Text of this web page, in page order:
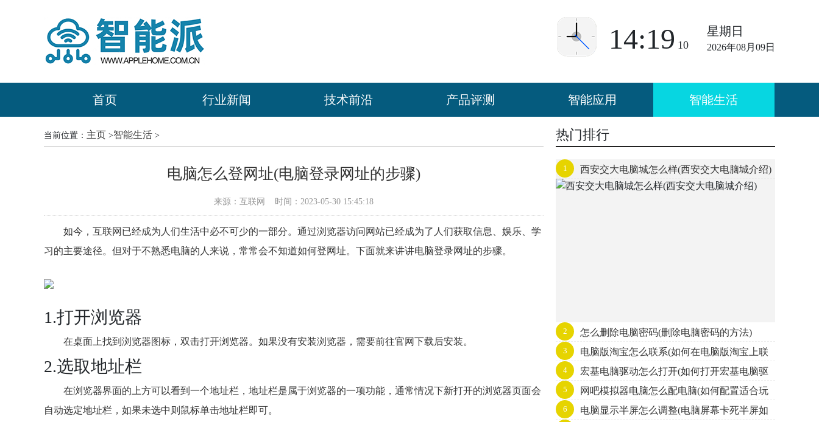
星期日
2026年08月09日
14:19 10
首页 行业新闻 技术前沿 产品评测 智能应用 智能生活
当前位置： 主页 >智能生活 >
电脑怎么登网址(电脑登录网址的步骤)
来源：互联网 时间：2023-05-30 15:45:18
如今，互联网已经成为人们生活中必不可少的一部分。通过浏览器访问网站已经成为了人们获取信息、娱乐、学
习的主要途径。但对于不熟悉电脑的人来说，常常会不知道如何登网址。下面就来讲讲电脑登录网址的步骤。
1.打开浏览器
在桌面上找到浏览器图标，双击打开浏览器。如果没有安装浏览器，需要前往官网下载后安装。
2.选取地址栏
在浏览器界面的上方可以看到一个地址栏，地址栏是属于浏览器的一项功能，通常情况下新打开的浏览器页面会
自动选定地址栏，如果未选中则鼠标单击地址栏即可。
热门排行
1 西安交大电脑城怎么样(西安交大电脑城介绍)
2 怎么删除电脑密码(删除电脑密码的方法)
3
电脑版淘宝怎么联系(如何在电脑版淘宝上联
系卖家)
4
宏基电脑驱动怎么打开(如何打开宏基电脑驱
动程序)
5
网吧模拟器电脑怎么配电脑(如何配置适合玩
网吧模拟器的电脑)
6
电脑显示半屏怎么调整(电脑屏幕卡死半屏如